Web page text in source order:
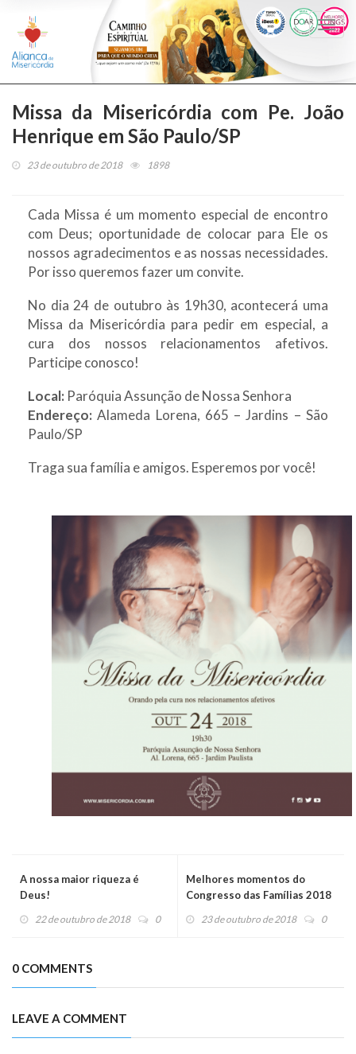
Missa da Misericórdia com Pe. João
Henrique em São Paulo/SP
23 de outubro de 2018 1898
Cada Missa é um momento especial de encontro
com Deus; oportunidade de colocar para Ele os
nossos agradecimentos e as nossas necessidades.
Por isso queremos fazer um convite.
No dia 24 de outubro às 19h30, acontecerá uma
Missa da Misericórdia para pedir em especial, a
cura dos nossos relacionamentos afetivos.
Participe conosco!
Local: Paróquia Assunção de Nossa Senhora
Endereço: Alameda Lorena, 665 – Jardins – São
Paulo/SP
Traga sua família e amigos. Esperemos por você!
A nossa maior riqueza é
Deus!
22 de outubro de 2018 0
Melhores momentos do
Congresso das Famílias 2018
23 de outubro de 2018 0
0 COMMENTS
LEAVE A COMMENT